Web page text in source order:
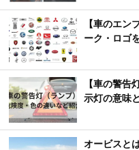
【車のエン
ーク・ロゴ
【車の警告
示灯の意味
オービスと